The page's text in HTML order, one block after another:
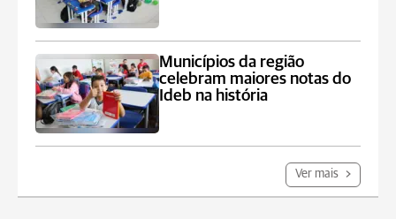
Municípios da região
celebram maiores notas do
Ideb na história
Ver mais